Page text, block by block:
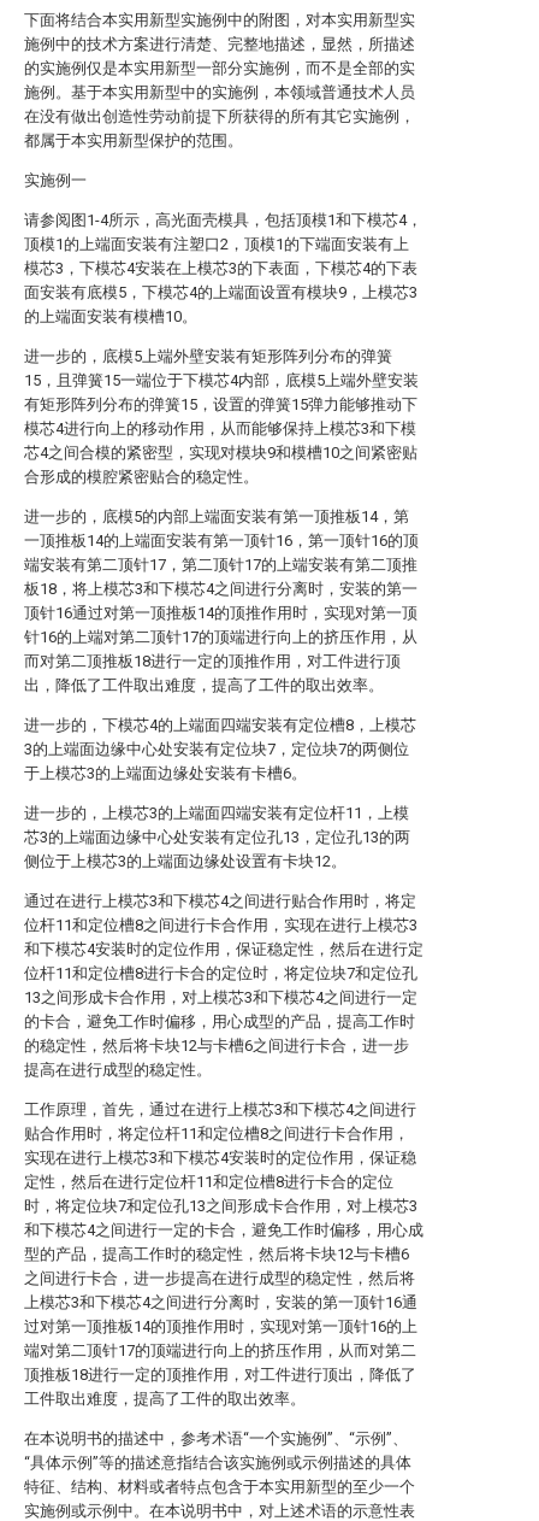
下面将结合本实用新型实施例中的附图，对本实用新型实
施例中的技术方案进行清楚、完整地描述，显然，所描述
的实施例仅是本实用新型一部分实施例，而不是全部的实
施例。基于本实用新型中的实施例，本领域普通技术人员
在没有做出创造性劳动前提下所获得的所有其它实施例，
都属于本实用新型保护的范围。
实施例一
请参阅图1-4所示，高光面壳模具，包括顶模1和下模芯4，
顶模1的上端面安装有注塑口2，顶模1的下端面安装有上
模芯3，下模芯4安装在上模芯3的下表面，下模芯4的下表
面安装有底模5，下模芯4的上端面设置有模块9，上模芯3
的上端面安装有模槽10。
进一步的，底模5上端外壁安装有矩形阵列分布的弹簧
15，且弹簧15一端位于下模芯4内部，底模5上端外壁安装
有矩形阵列分布的弹簧15，设置的弹簧15弹力能够推动下
模芯4进行向上的移动作用，从而能够保持上模芯3和下模
芯4之间合模的紧密型，实现对模块9和模槽10之间紧密贴
合形成的模腔紧密贴合的稳定性。
进一步的，底模5的内部上端面安装有第一顶推板14，第
一顶推板14的上端面安装有第一顶针16，第一顶针16的顶
端安装有第二顶针17，第二顶针17的上端安装有第二顶推
板18，将上模芯3和下模芯4之间进行分离时，安装的第一
顶针16通过对第一顶推板14的顶推作用时，实现对第一顶
针16的上端对第二顶针17的顶端进行向上的挤压作用，从
而对第二顶推板18进行一定的顶推作用，对工件进行顶
出，降低了工件取出难度，提高了工件的取出效率。
进一步的，下模芯4的上端面四端安装有定位槽8，上模芯
3的上端面边缘中心处安装有定位块7，定位块7的两侧位
于上模芯3的上端面边缘处安装有卡槽6。
进一步的，上模芯3的上端面四端安装有定位杆11，上模
芯3的上端面边缘中心处安装有定位孔13，定位孔13的两
侧位于上模芯3的上端面边缘处设置有卡块12。
通过在进行上模芯3和下模芯4之间进行贴合作用时，将定
位杆11和定位槽8之间进行卡合作用，实现在进行上模芯3
和下模芯4安装时的定位作用，保证稳定性，然后在进行定
位杆11和定位槽8进行卡合的定位时，将定位块7和定位孔
13之间形成卡合作用，对上模芯3和下模芯4之间进行一定
的卡合，避免工作时偏移，用心成型的产品，提高工作时
的稳定性，然后将卡块12与卡槽6之间进行卡合，进一步
提高在进行成型的稳定性。
工作原理，首先，通过在进行上模芯3和下模芯4之间进行
贴合作用时，将定位杆11和定位槽8之间进行卡合作用，
实现在进行上模芯3和下模芯4安装时的定位作用，保证稳
定性，然后在进行定位杆11和定位槽8进行卡合的定位
时，将定位块7和定位孔13之间形成卡合作用，对上模芯3
和下模芯4之间进行一定的卡合，避免工作时偏移，用心成
型的产品，提高工作时的稳定性，然后将卡块12与卡槽6
之间进行卡合，进一步提高在进行成型的稳定性，然后将
上模芯3和下模芯4之间进行分离时，安装的第一顶针16通
过对第一顶推板14的顶推作用时，实现对第一顶针16的上
端对第二顶针17的顶端进行向上的挤压作用，从而对第二
顶推板18进行一定的顶推作用，对工件进行顶出，降低了
工件取出难度，提高了工件的取出效率。
在本说明书的描述中，参考术语“一个实施例”、“示例”、
“具体示例”等的描述意指结合该实施例或示例描述的具体
特征、结构、材料或者特点包含于本实用新型的至少一个
实施例或示例中。在本说明书中，对上述术语的示意性表